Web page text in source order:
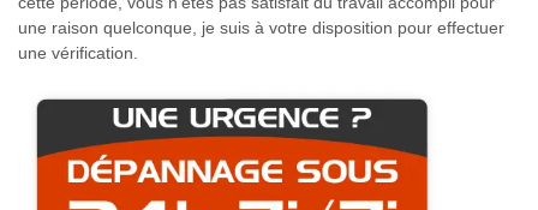
une raison quelconque, je suis à votre disposition pour effectuer
une vérification.